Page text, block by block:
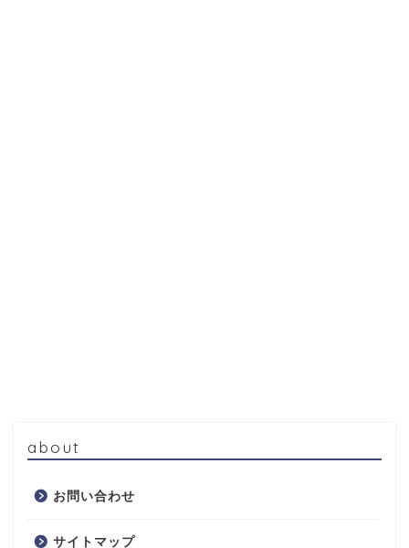
about
お問い合わせ
サイトマップ